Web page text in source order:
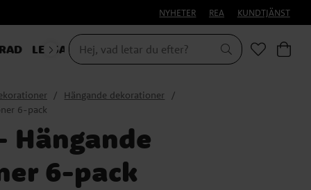
NYHETER REA KUNDTJÄNST
LEKSAKER & PRESENTER
Hängande dekorationer
6-pack
Hängande
6-pack